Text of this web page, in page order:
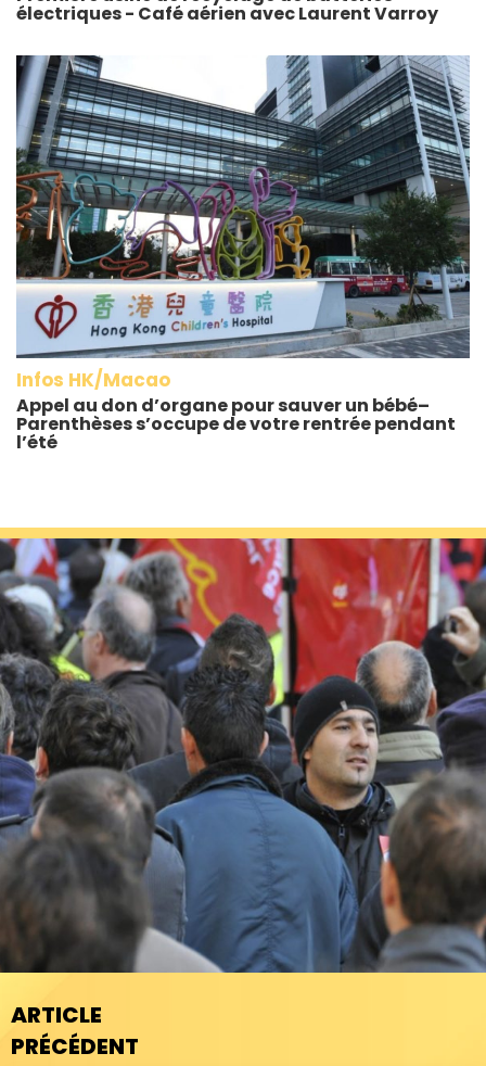
électriques - Café aérien avec Laurent Varroy
Infos HK/Macao
Appel au don d’organe pour sauver un bébé–
Parenthèses s’occupe de votre rentrée pendant
l’été
ARTICLE
PRÉCÉDENT